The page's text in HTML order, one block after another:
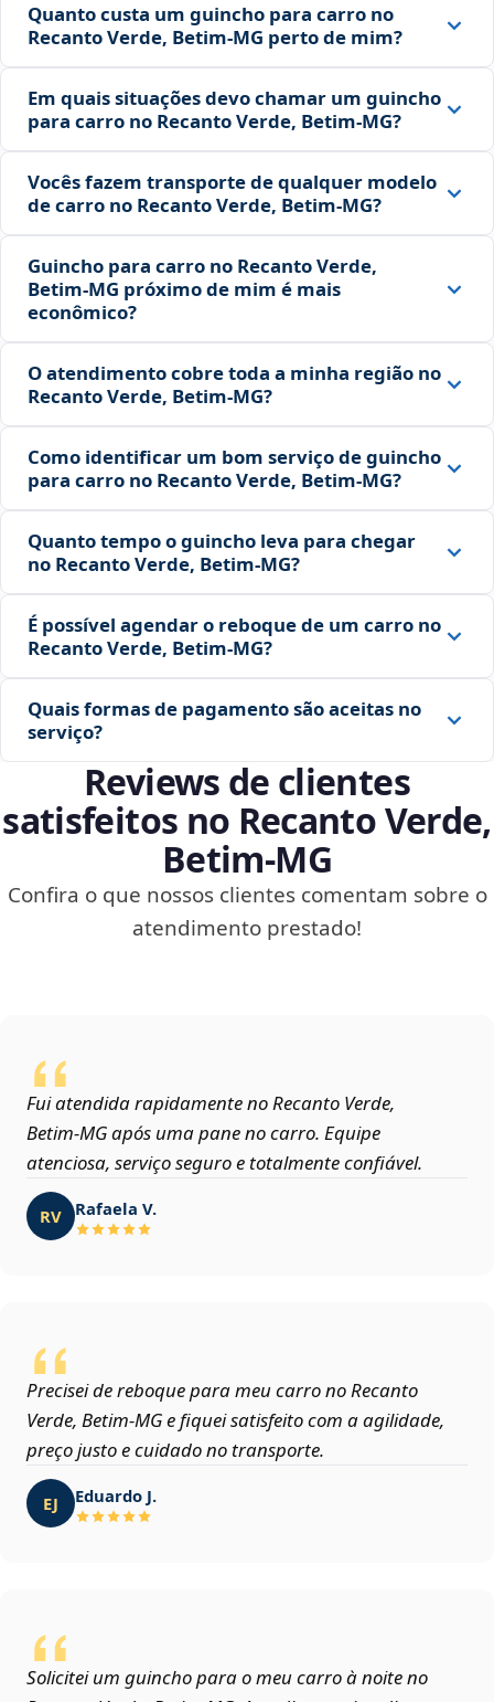
Quanto custa um guincho para carro no
Recanto Verde, Betim‑MG perto de mim?
Em quais situações devo chamar um guincho
para carro no Recanto Verde, Betim‑MG?
Vocês fazem transporte de qualquer modelo
de carro no Recanto Verde, Betim‑MG?
Guincho para carro no Recanto Verde,
Betim‑MG próximo de mim é mais
econômico?
O atendimento cobre toda a minha região no
Recanto Verde, Betim‑MG?
Como identificar um bom serviço de guincho
para carro no Recanto Verde, Betim‑MG?
Quanto tempo o guincho leva para chegar
no Recanto Verde, Betim‑MG?
É possível agendar o reboque de um carro no
Recanto Verde, Betim‑MG?
Quais formas de pagamento são aceitas no
serviço?
Reviews de clientes
satisfeitos no Recanto Verde,
Betim‑MG
Confira o que nossos clientes comentam sobre o
atendimento prestado!
Fui atendida rapidamente no Recanto Verde,
Betim‑MG após uma pane no carro. Equipe
atenciosa, serviço seguro e totalmente confiável.
RV Rafaela V.
Precisei de reboque para meu carro no Recanto
Verde, Betim‑MG e fiquei satisfeito com a agilidade,
preço justo e cuidado no transporte.
EJ Eduardo J.
Solicitei um guincho para o meu carro à noite no